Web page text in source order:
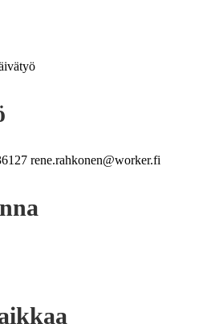
rene.rahkonen@worker.fi